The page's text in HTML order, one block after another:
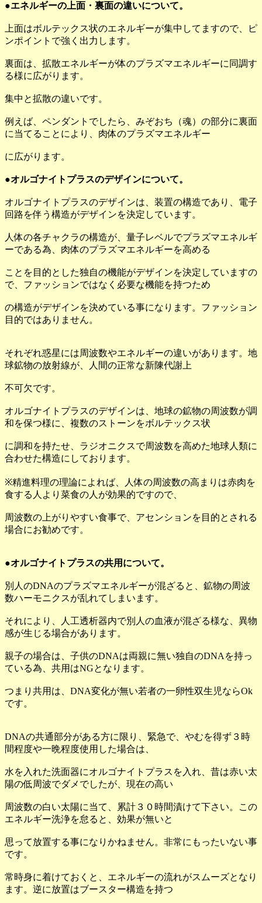
●エネルギーの上面・裏面の違いについて。
上面はボルテックス状のエネルギーが集中してますので、ピ
ンポイントで強く出力します。
裏面は、拡散エネルギーが体のプラズマエネルギーに同調す
る様に広がります。
集中と拡散の違いです。
例えば、ペンダントでしたら、みぞおち（魂）の部分に裏面
に当てることにより、肉体のプラズマエネルギー
に広がります。
●オルゴナイトプラスのデザインについて。
オルゴナイトプラスのデザインは、装置の構造であり、電子
回路を伴う構造がデザインを決定しています。
人体の各チャクラの構造が、量子レベルでプラズマエネルギ
ーである為、肉体のプラズマエネルギーを高める
ことを目的とした独自の機能がデザインを決定していますの
で、ファッションではなく必要な機能を持つため
の構造がデザインを決めている事になります。ファッション
目的ではありません。
それぞれ惑星には周波数やエネルギーの違いがあります。地
球鉱物の放射線が、人間の正常な新陳代謝上
不可欠です。
オルゴナイトプラスのデザインは、地球の鉱物の周波数が調
和を保つ様に、複数のストーンをボルテックス状
に調和を持たせ、ラジオニクスで周波数を高めた地球人類に
合わせた構造にしております。
※精進料理の理論によれば、人体の周波数の高まりは赤肉を
食する人より菜食の人が効果的ですので、
周波数の上がりやすい食事で、アセンションを目的とされる
場合にお勧めです。
●オルゴナイトプラスの共用について。
別人のDNAのプラズマエネルギーが混ざると、鉱物の周波
数ハーモニクスが乱れてしまいます。
それにより、人工透析器内で別人の血液が混ざる様な、異物
感が生じる場合があります。
親子の場合は、子供のDNAは両親に無い独自のDNAを持っ
ている為、共用はNGとなります。
つまり共用は、DNA変化が無い若者の一卵性双生児ならOk
です。
DNAの共通部分がある方に限り、緊急で、やむを得ず３時
間程度や一晩程度使用した場合は、
水を入れた洗面器にオルゴナイトプラスを入れ、昔は赤い太
陽の低周波でダメでしたが、現在の高い
周波数の白い太陽に当て、累計３０時間漬けて下さい。この
エネルギー洗浄を怠ると、効果が無いと
思って放置する事になりかねません。非常にもったいない事
です。
常時身に着けておくと、エネルギーの流れがスムーズとなり
ます。逆に放置はブースター構造を持つ